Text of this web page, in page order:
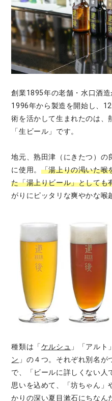
創業1895年の老舗・水口酒造
1996年から製造を開始し、
術を活かして生まれたのは、
「生ビール」です。
地元、熟田津（にきたつ）の
に使用。 「湯上りの渇いた喉
た「湯上りビール」としても
がりにピッタリな爽やかな喉
種類は「ケルシュ 」「アルト
ン 」の４つ。それぞれ別名が
で、「ビールに詳しくない人
思いを込めて、「坊ちゃん」
かりの深い夏目漱石にちなん